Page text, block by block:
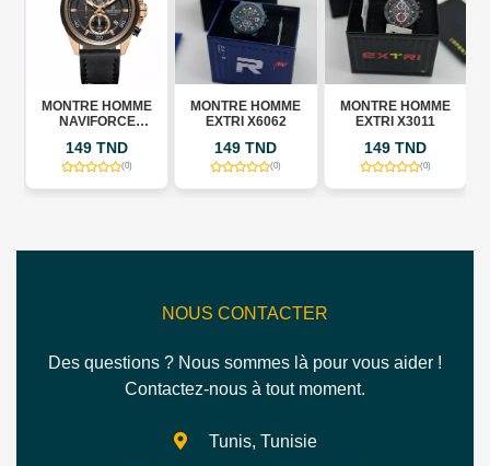
MONTRE HOMME
EXTRI X6062
149 TND
MONTRE HOMME
EXTRI X3011
149 TND
MONTRE HOMME
EXTRI X6058
149 TND
NOUS CONTACTER
Des questions ? Nous sommes là pour vous aider !
Contactez-nous à tout moment.
Tunis, Tunisie